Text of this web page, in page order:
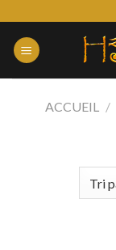
content
ACCUEIL /